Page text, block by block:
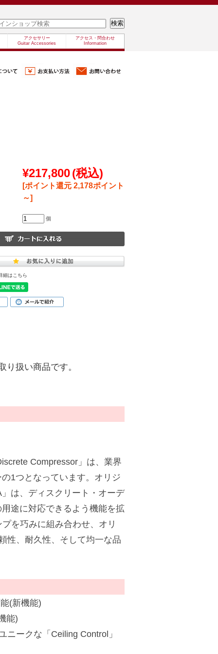
アクセサリー
Guitar Accessories
アクセス・問合わせ
Information
¥217,800(税込)
[ポイント還元 2,178ポイント
～]
個
細はこちら
り扱い商品です。
Compressor」は、業界
1つとなっています。オリジ
は、ディスクリート・オーデ
途に対応できるよう機能を拡
を巧みに組み合わせ、オリ
性、耐久性、そして均一な品
(新機能)
能)
ークな「Ceiling Control」